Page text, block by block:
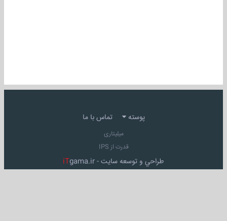
پوسته تماس با ما
میلیتاری
قدرت از IPS
طراحي و توسعه سايت - iTgama.ir